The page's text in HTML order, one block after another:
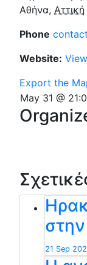
Αθήνα, Αττική
Phone
Website:
Export the
May 31 @
21 Sep